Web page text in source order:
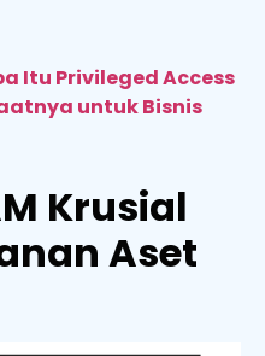
Itu Privileged Access
untuk Bisnis
Krusial
Aset